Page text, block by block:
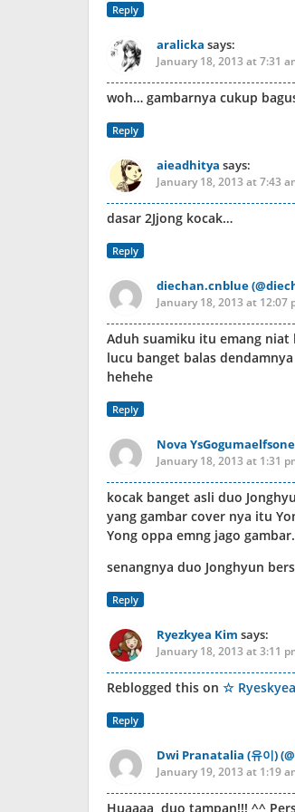
Reply
aralicka says:
January 18, 2013 at 7:31
woh… gambarnya cukup
Reply
aieadhitya says:
January 18, 2013 at 7:43
dasar 2Jjong kocak…
Reply
diechan.cnblue
January 18, 2013 at 12:07
Aduh suamiku itu emang niat
lucu banget balas
hehehe
Reply
Nova
January 18, 2013 at 1:31
kocak banget asli duo
yang gambar cover nya itu
Yong oppa emng jago
senangnya duo Jonghyun
Reply
Ryezkyea Kim says:
January 18, 2013 at 3:11
Reblogged this on ☆
Reply
Dwi Pranatalia (유이)
January 19, 2013 at 1:19
Huaaaa, duo tampan!!! ^^